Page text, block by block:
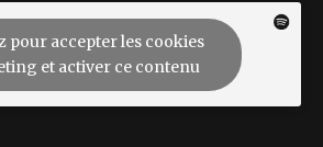
pour accepter les cookies
et activer ce contenu